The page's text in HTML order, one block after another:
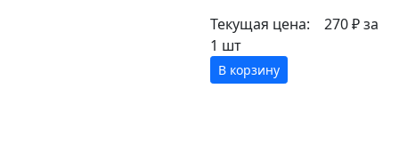
Текущая цена:
270 ₽за
1 шт
В корзину